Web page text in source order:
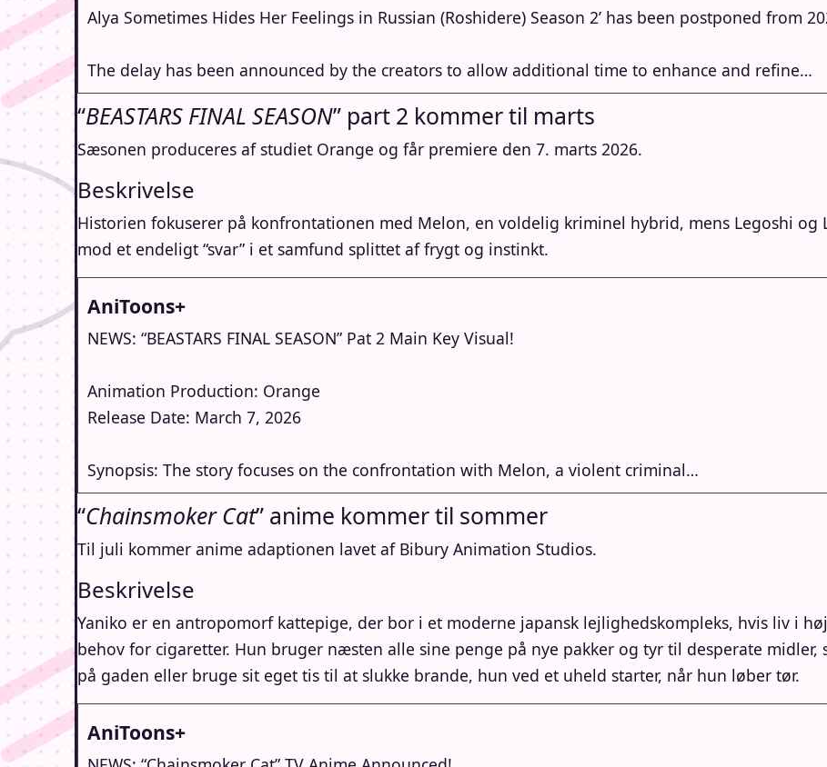
Alya Sometimes Hides Her Feelings in Russian (Roshidere) Season 2’ has been postponed from
The delay has been announced by the creators to allow additional time to enhance and refine…
“BEASTARS FINAL SEASON” part 2 kommer til marts
Sæsonen produceres af studiet Orange og får premiere den 7. marts 2026.
Beskrivelse
Historien fokuserer på konfrontationen med Melon, en voldelig kriminel hybrid, mens Legoshi og
mod et endeligt “svar” i et samfund splittet af frygt og instinkt.
AniToons+
NEWS: “BEASTARS FINAL SEASON” Pat 2 Main Key Visual!
Animation Production: Orange
Release Date: March 7, 2026
Synopsis: The story focuses on the confrontation with Melon, a violent criminal…
“Chainsmoker Cat” anime kommer til sommer
Til juli kommer anime adaptionen lavet af Bibury Animation Studios.
Beskrivelse
Yaniko er en antropomorf kattepige, der bor i et moderne japansk lejlighedskompleks, hvis liv i
behov for cigaretter. Hun bruger næsten alle sine penge på nye pakker og tyr til desperate
på gaden eller bruge sit eget tis til at slukke brande, hun ved et uheld starter, når hun løber tør.
AniToons+